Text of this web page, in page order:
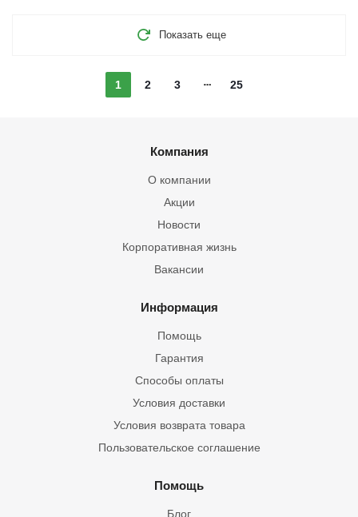
Показать еще
1 2 3 25
Компания
О компании
Акции
Новости
Корпоративная жизнь
Вакансии
Информация
Помощь
Гарантия
Способы оплаты
Условия доставки
Условия возврата товара
Пользовательское соглашение
Помощь
Блог